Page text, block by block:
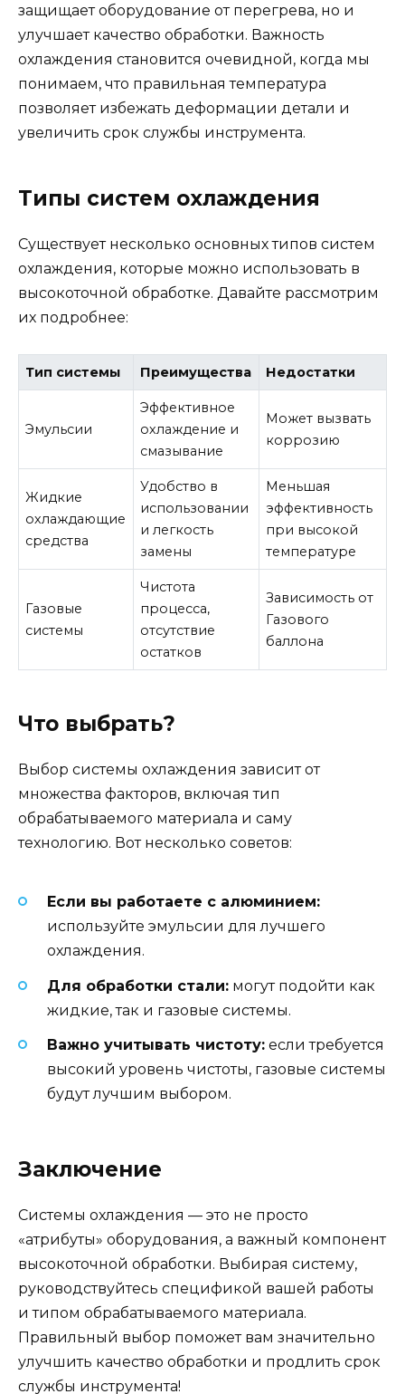
защищает оборудование от перегрева, но и
улучшает качество обработки. Важность
охлаждения становится очевидной, когда мы
понимаем, что правильная температура
позволяет избежать деформации детали и
увеличить срок службы инструмента.
Типы систем охлаждения
Существует несколько основных типов систем
охлаждения, которые можно использовать в
высокоточной обработке. Давайте рассмотрим
их подробнее:
Тип системы Преимущества Недостатки
Эмульсии
Эффективное
охлаждение и
смазывание
Может вызвать
коррозию
Жидкие
охлаждающие
средства
Удобство в
использовании
и легкость
замены
Меньшая
эффективность
при высокой
температуре
Газовые
системы
Чистота
процесса,
отсутствие
остатков
Зависимость от
Газового
баллона
Что выбрать?
Выбор системы охлаждения зависит от
множества факторов, включая тип
обрабатываемого материала и саму
технологию. Вот несколько советов:
Если вы работаете с алюминием:
используйте эмульсии для лучшего
охлаждения.
Для обработки стали: могут подойти как
жидкие, так и газовые системы.
Важно учитывать чистоту: если требуется
высокий уровень чистоты, газовые системы
будут лучшим выбором.
Заключение
Системы охлаждения — это не просто
«атрибуты» оборудования, а важный компонент
высокоточной обработки. Выбирая систему,
руководствуйтесь спецификой вашей работы
и типом обрабатываемого материала.
Правильный выбор поможет вам значительно
улучшить качество обработки и продлить срок
службы инструмента!